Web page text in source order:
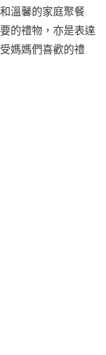
溫馨的家庭聚餐
的禮物，亦是表達
媽媽們喜歡的禮